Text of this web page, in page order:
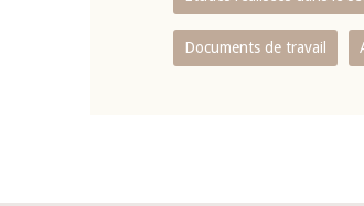
Documents de travail